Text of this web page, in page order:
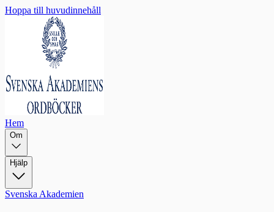
Hoppa till huvudinnehåll
Hem
Om
Hjälp
Svenska Akademien